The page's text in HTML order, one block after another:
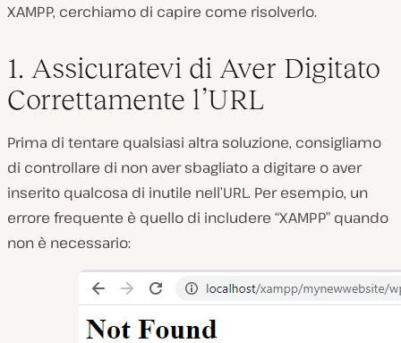
XAMPP, cerchiamo di capire come risolverlo.
1. Assicuratevi di Aver Digitato
Correttamente l’URL
Prima di tentare qualsiasi altra soluzione, consigliamo
di controllare di non aver sbagliato a digitare o aver
inserito qualcosa di inutile nell’URL. Per esempio, un
errore frequente è quello di includere “XAMPP” quando
non è necessario: